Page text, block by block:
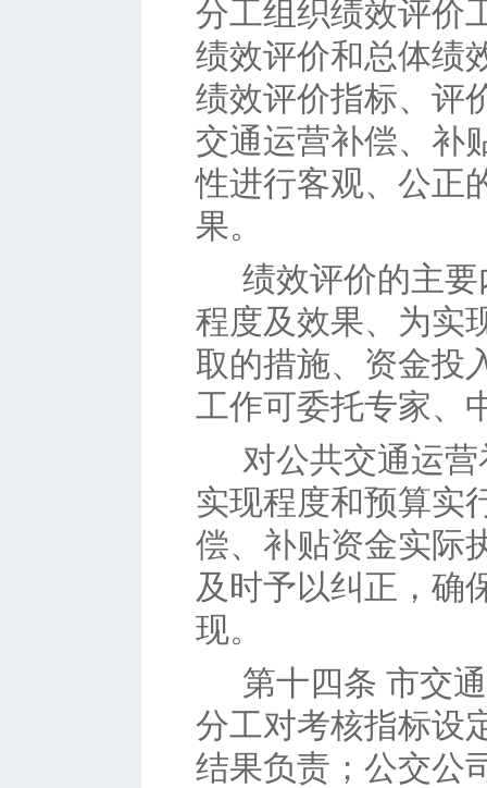
分工组织绩效评价
绩效评价和总体绩
绩效评价指标、评
交通运营补偿、补
性进行客观、公正
果。
绩效评价的主
程度及效果、为实
取的措施、资金投
工作可委托专家、
对公共交通运
实现程度和预算实
偿、补贴资金实际
及时予以纠正，确
现。
第十四条 市交
分工对考核指标设
结果负责；公交公